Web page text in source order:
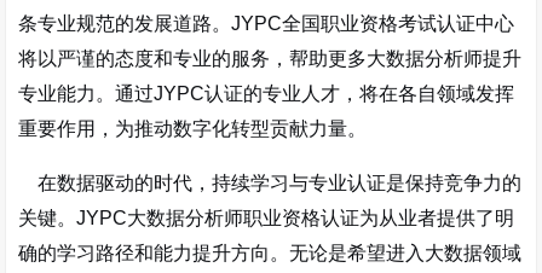
条专业规范的发展道路。JYPC全国职业资格考试认证中心
将以严谨的态度和专业的服务，帮助更多大数据分析师提升
专业能力。通过JYPC认证的专业人才，将在各自领域发挥
重要作用，为推动数字化转型贡献力量。
在数据驱动的时代，持续学习与专业认证是保持竞争力的
关键。JYPC大数据分析师职业资格认证为从业者提供了明
确的学习路径和能力提升方向。无论是希望进入大数据领域